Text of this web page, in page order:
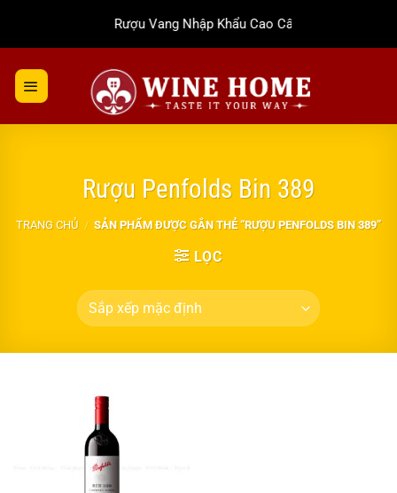
dung
Rượu Vang Nhập Khẩu Cao Cấp
Rượu Penfolds Bin 389
TRANG CHỦ / SẢN PHẨM ĐƯỢC GẮN THẺ “RƯỢU PENFOLDS BIN 389”
LỌC